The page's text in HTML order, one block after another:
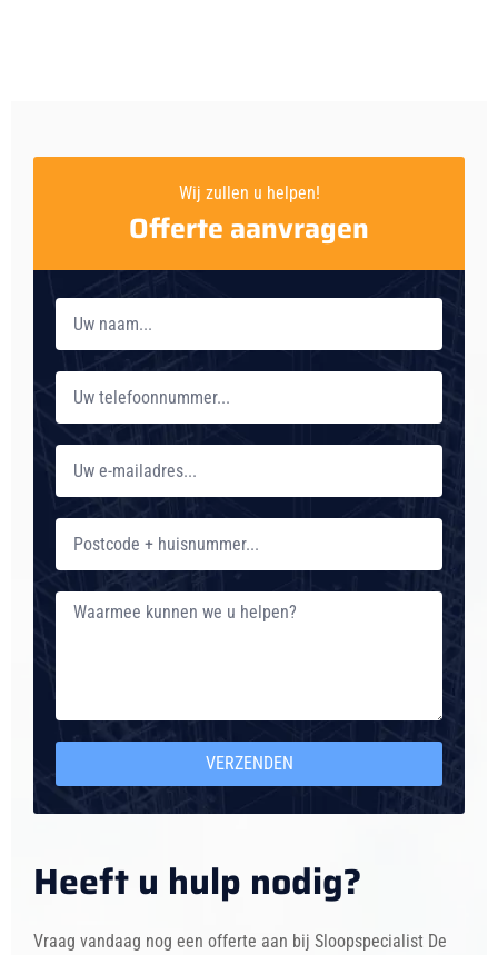
Heeft u hulp nodig?
Vraag vandaag nog een offerte aan bij Sloopspecialist De
Wij zullen u helpen!
Offerte aanvragen
VERZENDEN